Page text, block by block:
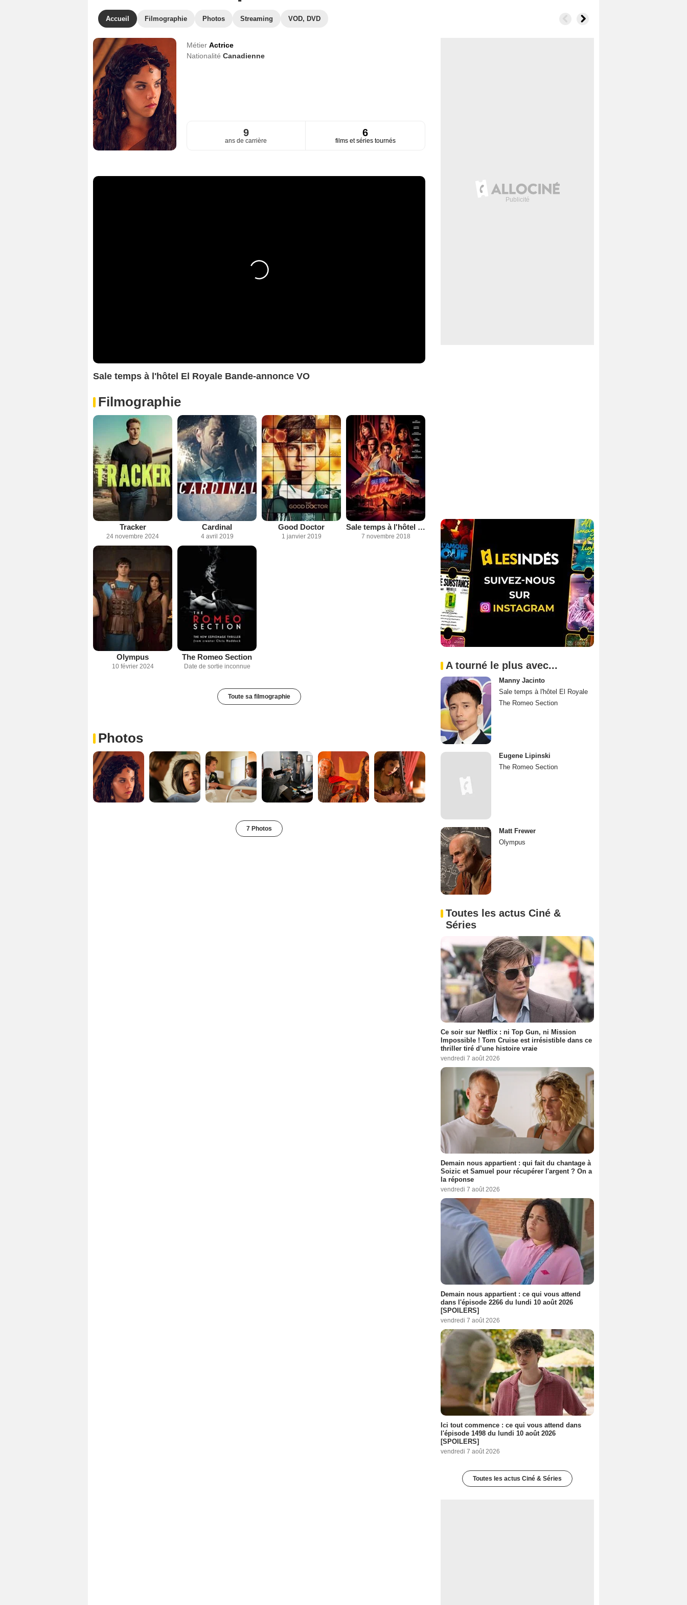
Accueil Filmographie Photos Streaming VOD, DVD
Métier Actrice
Nationalité Canadienne
9
ans de carrière
6
films et séries tournés
Sale temps à l'hôtel El Royale Bande-annonce VO
Filmographie
Tracker
24 novembre 2024
Cardinal
4 avril 2019
Good Doctor
1 janvier 2019
Sale temps à l'hôtel El Royale
7 novembre 2018
Olympus
10 février 2024
The Romeo Section
Date de sortie inconnue
Toute sa filmographie
Photos
7 Photos
A tourné le plus avec...
Manny Jacinto
Sale temps à l'hôtel El Royale
The Romeo Section
Eugene Lipinski
The Romeo Section
Matt Frewer
Olympus
Toutes les actus Ciné &
Séries
Ce soir sur Netflix : ni Top Gun, ni Mission
Impossible ! Tom Cruise est irrésistible dans ce
thriller tiré d’une histoire vraie
vendredi 7 août 2026
Demain nous appartient : qui fait du chantage à
Soizic et Samuel pour récupérer l'argent ? On a
la réponse
vendredi 7 août 2026
Demain nous appartient : ce qui vous attend
dans l'épisode 2266 du lundi 10 août 2026
[SPOILERS]
vendredi 7 août 2026
Ici tout commence : ce qui vous attend dans
l'épisode 1498 du lundi 10 août 2026
[SPOILERS]
vendredi 7 août 2026
Toutes les actus Ciné & Séries